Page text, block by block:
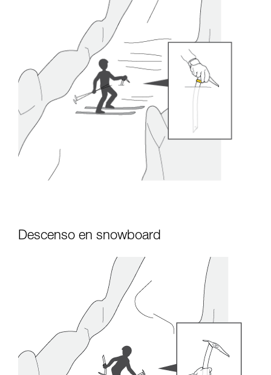
Descenso en snowboard